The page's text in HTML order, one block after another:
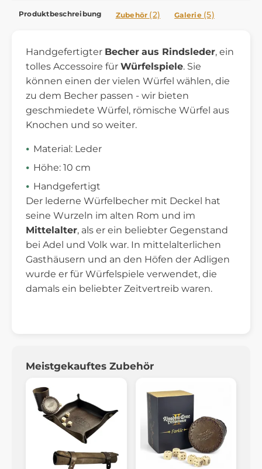
Produktbeschreibung Zubehör (2) Galerie (5)
Handgefertigter Becher aus Rindsleder, ein
tolles Accessoire für Würfelspiele. Sie
können einen der vielen Würfel wählen, die
zu dem Becher passen - wir bieten
geschmiedete Würfel, römische Würfel aus
Knochen und so weiter.
Material: Leder
Höhe: 10 cm
Handgefertigt
Der lederne Würfelbecher mit Deckel hat
seine Wurzeln im alten Rom und im
Mittelalter, als er ein beliebter Gegenstand
bei Adel und Volk war. In mittelalterlichen
Gasthäusern und an den Höfen der Adligen
wurde er für Würfelspiele verwendet, die
damals ein beliebter Zeitvertreib waren.
Meistgekauftes Zubehör